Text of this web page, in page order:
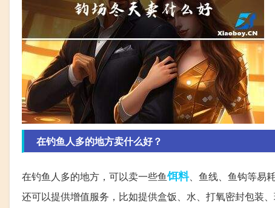
在钓鱼人多的地方卖什么好？
在钓鱼人多的地方，可以卖一些鱼饵料、鱼线、鱼钩等易
还可以提供增值服务，比如提供盒饭、水、打氧密封包装